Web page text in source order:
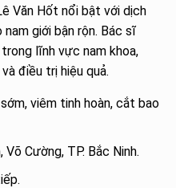
Văn Hốt nổi bật với dịch
nam giới bận rộn. Bác sĩ
lĩnh vực nam khoa,
điều trị hiệu quả.
viêm tinh hoàn, cắt bao
Võ Cường, TP. Bắc Ninh.